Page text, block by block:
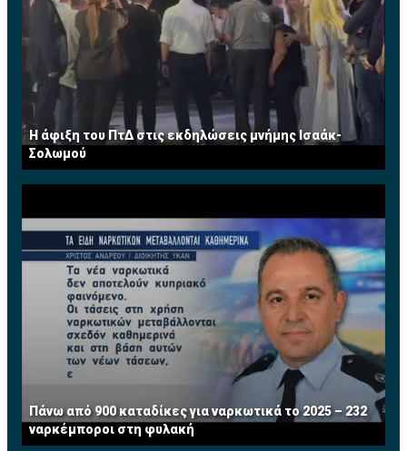
Η άφιξη του ΠτΔ στις εκδηλώσεις μνήμης Ισαάκ-
Σολωμού
Πάνω από 900 καταδίκες για ναρκωτικά το 2025 – 232
ναρκέμποροι στη φυλακή